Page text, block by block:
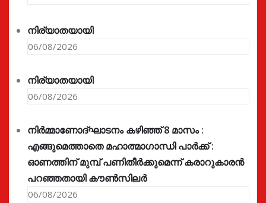
നിര്യാതയായി
06/08/2026
നിര്യാതയായി
06/08/2026
നിർമ്മാണോദ്ഘാടനം കഴിഞ്ഞ് 8 മാസം :
എങ്ങുമെത്താതെ മഹാത്മാഗാന്ധി പാർക്ക് :
ഓണത്തിന് മുമ്പ് പണിതീർക്കുമെന്ന് കരാറുകാരൻ
പറഞ്ഞതായി കൗൺസിലർ
06/08/2026